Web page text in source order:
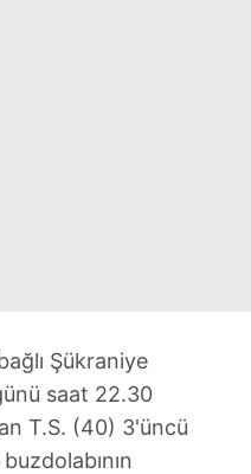
Şükraniye
saat 22.30
T.S. (40) 3'üncü